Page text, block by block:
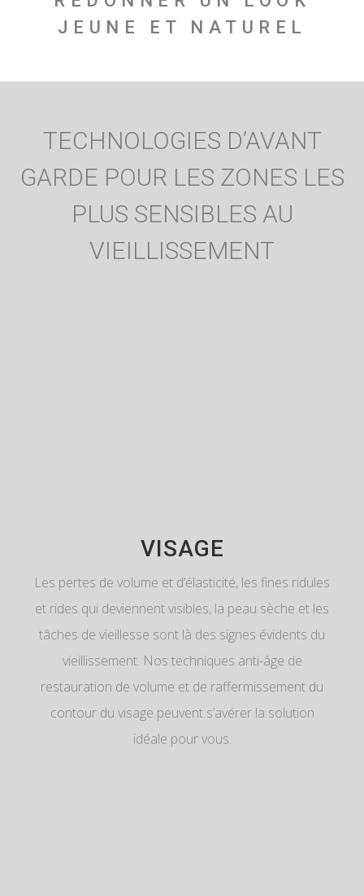
JEUNE ET NATUREL
TECHNOLOGIES D’AVANT
GARDE POUR LES ZONES LES
PLUS SENSIBLES AU
VIEILLISSEMENT
VISAGE
Les pertes de volume et d’élasticité, les fines ridules
et rides qui deviennent visibles, la peau sèche et les
tâches de vieillesse sont là des signes évidents du
vieillissement. Nos techniques anti-âge de
restauration de volume et de raffermissement du
contour du visage peuvent s’avérer la solution
idéale pour vous.